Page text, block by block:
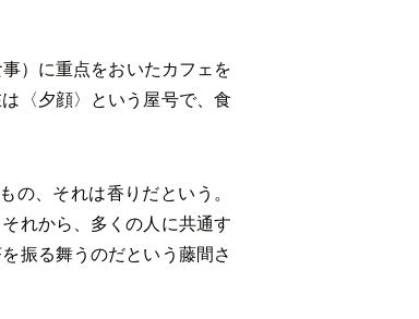
）に重点をおいたカフェを
〈夕顔〉という屋号で、食
の、それは香りだという。
れから、多くの人に共通す
振る舞うのだという藤間さ